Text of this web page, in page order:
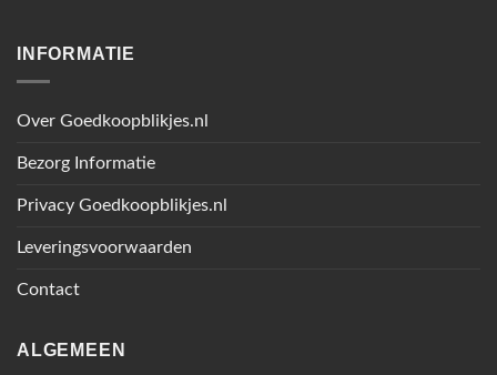
INFORMATIE
Over Goedkoopblikjes.nl
Bezorg Informatie
Privacy Goedkoopblikjes.nl
Leveringsvoorwaarden
Contact
ALGEMEEN